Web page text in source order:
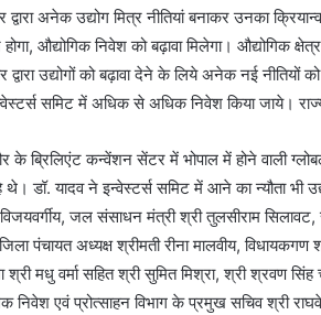
अनेक उद्योग मित्र नीतियां बनाकर उनका
औद्योगिक निवेश को बढ़ावा मिलेगा। औद्योगिक
उद्योगों को बढ़ावा देने के लिये अनेक नई नीतियों
समिट में अधिक से अधिक निवेश किया जाये।
के ब्रिलिएंट कन्वेंशन सेंटर में भोपाल में होने वाली
डॉ. यादव ने इन्वेस्टर्स समिट में आने का न्यौता भी
जल संसाधन मंत्री श्री तुलसीराम
जिला पंचायत अध्यक्ष श्रीमती रीना मालवीय,
श्री मधु वर्मा सहित श्री सुमित मिश्रा, श्री श्रवण
निवेश एवं प्रोत्साहन विभाग के प्रमुख सचिव श्री